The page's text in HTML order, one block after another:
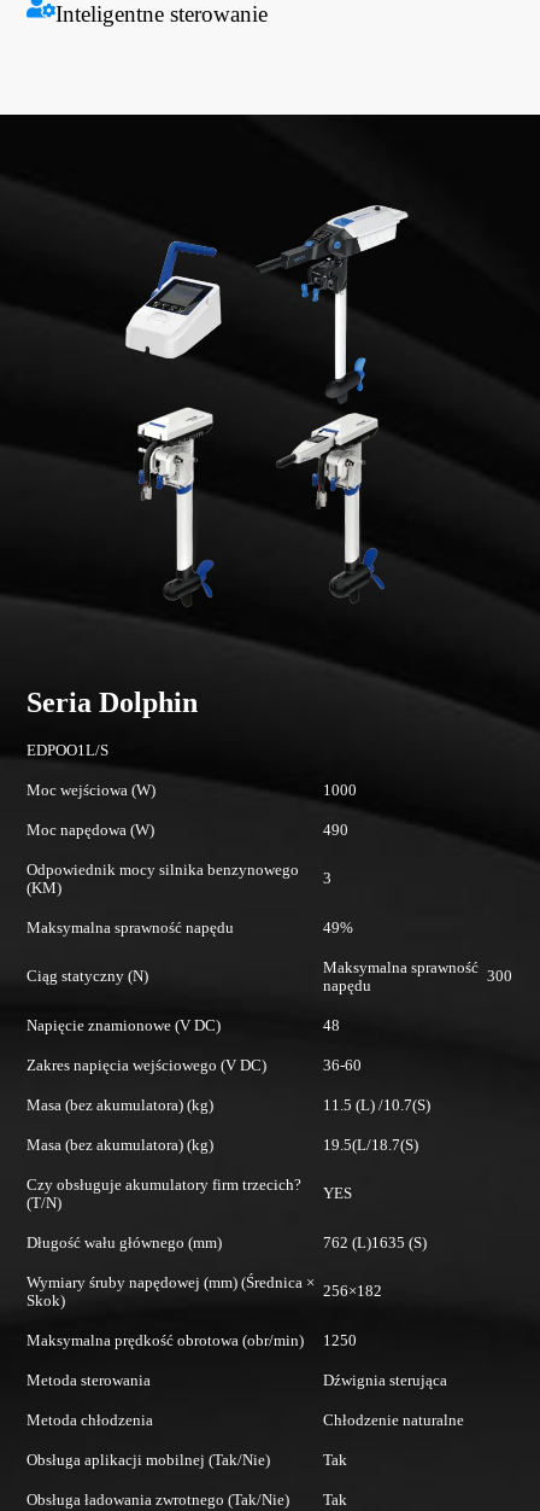
Inteligentne sterowanie
Seria Dolphin
EDPOO1L/S
Moc wejściowa (W) 1000
Moc napędowa (W) 490
Odpowiednik mocy silnika benzynowego
(KM)
3
Maksymalna sprawność napędu 49%
Ciąg statyczny (N)
Maksymalna sprawność
napędu
300
Napięcie znamionowe (V DC) 48
Zakres napięcia wejściowego (V DC) 36-60
Masa (bez akumulatora) (kg) 11.5 (L) /10.7(S)
Masa (bez akumulatora) (kg) 19.5(L/18.7(S)
Czy obsługuje akumulatory firm trzecich?
(T/N)
YES
Długość wału głównego (mm) 762 (L)1635 (S)
Wymiary śruby napędowej (mm) (Średnica ×
Skok)
256×182
Maksymalna prędkość obrotowa (obr/min) 1250
Metoda sterowania Dźwignia sterująca
Metoda chłodzenia Chłodzenie naturalne
Obsługa aplikacji mobilnej (Tak/Nie) Tak
Obsługa ładowania zwrotnego (Tak/Nie) Tak